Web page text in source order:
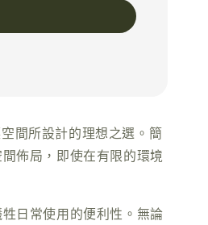
間所設計的理想之選。簡
佈局，即使在有限的環境
日常使用的便利性。無論